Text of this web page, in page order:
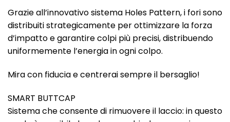
Grazie all’innovativo sistema Holes Pattern, i fori sono
distribuiti strategicamente per ottimizzare la forza
d’impatto e garantire colpi più precisi, distribuendo
uniformemente l’energia in ogni colpo.
Mira con fiducia e centrerai sempre il bersaglio!
SMART BUTTCAP
Sistema che consente di rimuovere il laccio: in questo